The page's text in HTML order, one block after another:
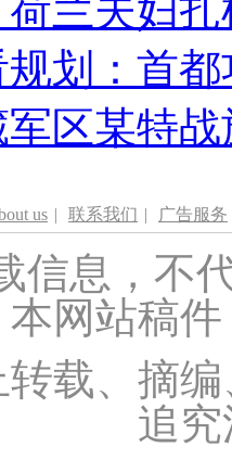
荷兰夫妇
划：首
区某特
us | 联系我们 | 广告服务
信息，不
本网站稿
载、摘
追